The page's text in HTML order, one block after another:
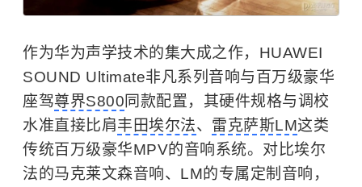
作为华为声学技术的集大成之作，HUAWEI
SOUND Ultimate非凡系列音响与百万级豪华
座驾尊界S800 同款配置，其硬件规格与调校
水准直接比肩丰田埃尔法、 雷克萨斯LM这类
传统百万级豪华MPV的音响系统。对比埃尔
法的马克莱文森音响、LM的专属定制音响，